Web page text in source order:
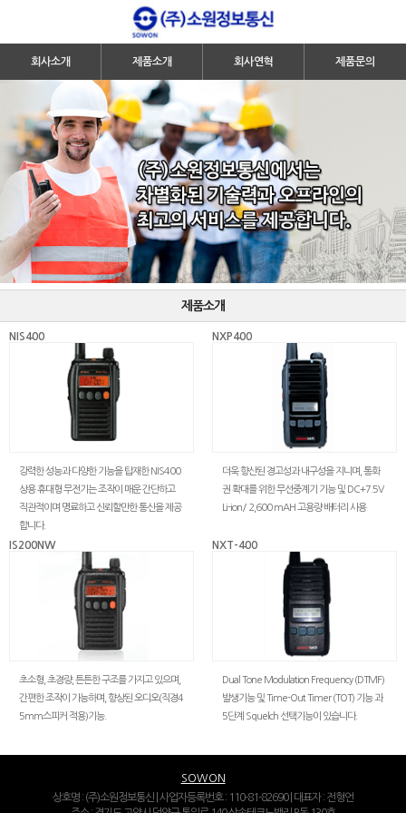
회사소개 제품소개 회사연혁 제품문의
제품소개
NIS400
강력한 성능과 다양한 기능을 탑재한 NIS400
상용 휴대형 무전기는 조작이 매운 간단하고
직관적이며 명료하고 신뢰할만한 통신을 제공
합니다.
IS200NW
초소형, 초경량, 튼튼한 구조를 가지고 있으며,
간편한 조작이 가능하며, 향상된 오디오(직경4
5mm스피커 적용)기능.
NXP400
더욱 향산된 경고성과 내구성을 지니며, 통화
권 확대를 위한 무선중계기 기능 및 DC+7.5V
Li-ion/ 2,600 mAH 고용량 배터리 사용
NXT-400
Dual Tone Modulation Frequency (DTMF)
발생기능 및 Time-Out Timer (TOT) 기능 과
5단계 Squelch 선택기능이 있습니다.
SOWON
상호명 : (주)소원정보통신 | 사업자등록번호 : 110-81-82690 | 대표자 : 전형언